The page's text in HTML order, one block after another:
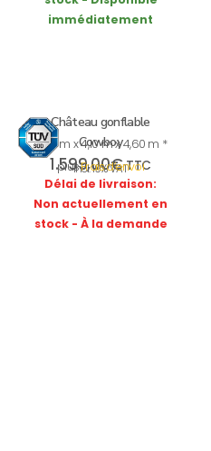
immédiatement
Château gonflable
Cowboy
4,60 m x 4,10 m x 4,60 m *
1.599,00€TTC
incl. 19% VAT
plusFrais d’envoi
Délai de livraison:
Non actuellement en
stock - À la demande